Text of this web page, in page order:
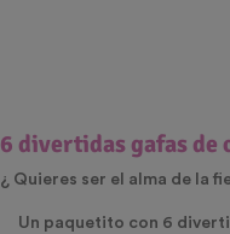
6 divertidas gafas de
¿ Quieres ser el alma de la
Un paquetito con 6